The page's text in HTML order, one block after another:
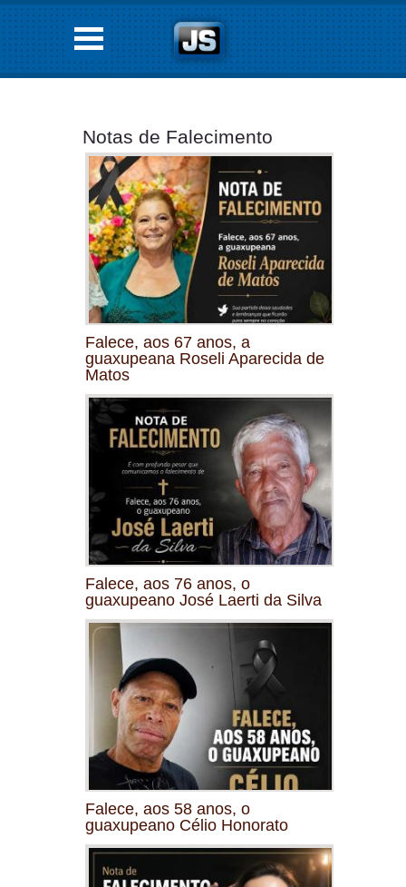
Notas de Falecimento
Falece, aos 67 anos, a
guaxupeana Roseli Aparecida de
Matos
Falece, aos 76 anos, o
guaxupeano José Laerti da Silva
Falece, aos 58 anos, o
guaxupeano Célio Honorato